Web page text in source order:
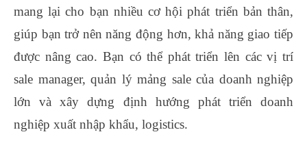
mang lại cho bạn nhiều cơ hội phát triển bản thân,
giúp bạn trở nên năng động hơn, khả năng giao tiếp
được nâng cao. Bạn có thể phát triển lên các vị trí
sale manager, quản lý mảng sale của doanh nghiệp
lớn và xây dựng định hướng phát triển doanh
nghiệp xuất nhập khẩu, logistics.